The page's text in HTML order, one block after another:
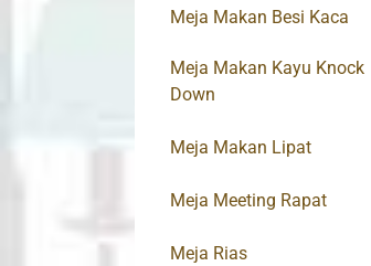
Meja Makan Besi Kaca
Meja Makan Kayu Knock
Down
Meja Makan Lipat
Meja Meeting Rapat
Meja Rias